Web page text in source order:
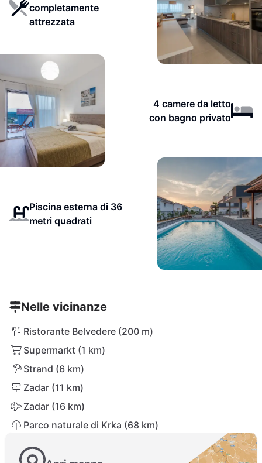
completamente
attrezzata
4 camere da letto
con bagno privato
Piscina esterna di 36
metri quadrati
Nelle vicinanze
Ristorante Belvedere (200 m)
Supermarkt (1 km)
Strand (6 km)
Zadar (11 km)
Zadar (16 km)
Parco naturale di Krka (68 km)